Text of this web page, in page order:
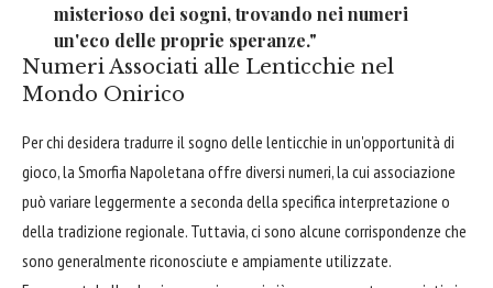
misterioso dei sogni, trovando nei numeri
un'eco delle proprie speranze."
Numeri Associati alle Lenticchie nel
Mondo Onirico
Per chi desidera tradurre il sogno delle lenticchie in un'opportunità di
gioco, la Smorfia Napoletana offre diversi numeri, la cui associazione
può variare leggermente a seconda della specifica interpretazione o
della tradizione regionale. Tuttavia, ci sono alcune corrispondenze che
sono generalmente riconosciute e ampiamente utilizzate.